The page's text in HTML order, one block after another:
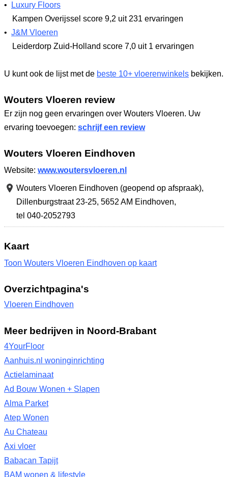
•
Luxury Floors
Kampen Overijssel score 9,2 uit 231 ervaringen
• J&M Vloeren
Leiderdorp Zuid-Holland score 7,0 uit 1 ervaringen
U kunt ook de lijst met de beste 10+ vloerenwinkels bekijken.
Wouters Vloeren review
Er zijn nog geen ervaringen over Wouters Vloeren. Uw
ervaring toevoegen: schrijf een review
Wouters Vloeren Eindhoven
Website: www.woutersvloeren.nl
Wouters Vloeren Eindhoven (geopend op afspraak),
Dillenburgstraat 23-25, 5652 AM Eindhoven,
tel 040-2052793
Kaart
Toon Wouters Vloeren Eindhoven op kaart
Overzichtpagina's
Vloeren Eindhoven
Meer bedrijven in Noord-Brabant
4YourFloor
Aanhuis.nl woninginrichting
Actielaminaat
Ad Bouw Wonen + Slapen
Alma Parket
Atep Wonen
Au Chateau
Axi vloer
Babacan Tapijt
BAM wonen & lifestyle